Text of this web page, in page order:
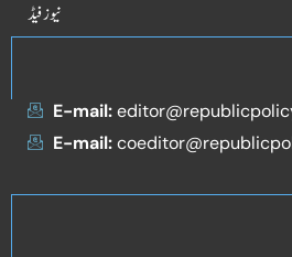
نیوز فیڈ
E-mail:
E-mail: